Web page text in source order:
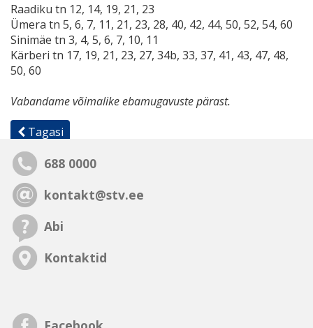
Raadiku tn 12, 14, 19, 21, 23
Ümera tn 5, 6, 7, 11, 21, 23, 28, 40, 42, 44, 50, 52, 54, 60
Sinimäe tn 3, 4, 5, 6, 7, 10, 11
Kärberi tn 17, 19, 21, 23, 27, 34b, 33, 37, 41, 43, 47, 48,
50, 60
Vabandame võimalike ebamugavuste pärast.
Tagasi
688 0000
kontakt@stv.ee
Abi
Kontaktid